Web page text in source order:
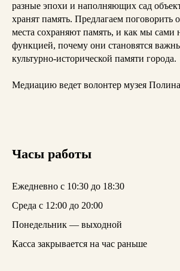
разные эпохи и наполняющих сад
хранят память. Предлагаем поговорить
места сохраняют память, и как мы сами
функцией, почему они становятся
культурно-исторической памяти города.
Медиацию ведет волонтер музея
Часы работы
Ежедневно с 10:30 до 18:30
Среда с 12:00 до 20:00
Понедельник — выходной
Касса закрывается на час раньше